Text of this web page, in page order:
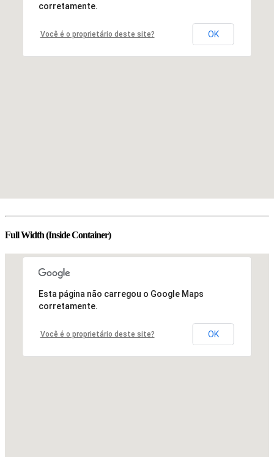
corretamente.
Você é o proprietário deste site? OK
Full Width (Inside Container)
Esta página não carregou o Google Maps
corretamente.
Você é o proprietário deste site? OK